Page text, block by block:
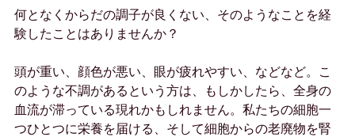
何となくからだの調子が良くない、そのようなことを経
験したことはありませんか？
頭が重い、顔色が悪い、眼が疲れやすい、などなど。こ
のような不調があるという方は、もしかしたら、全身の
血流が滞っている現れかもしれません。私たちの細胞一
つひとつに栄養を届ける、そして細胞からの老廃物を腎